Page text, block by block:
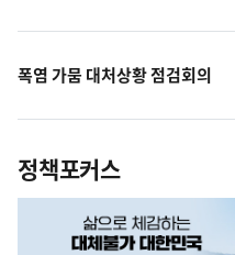
폭염 가뭄 대처상황 점검회의
정책포커스